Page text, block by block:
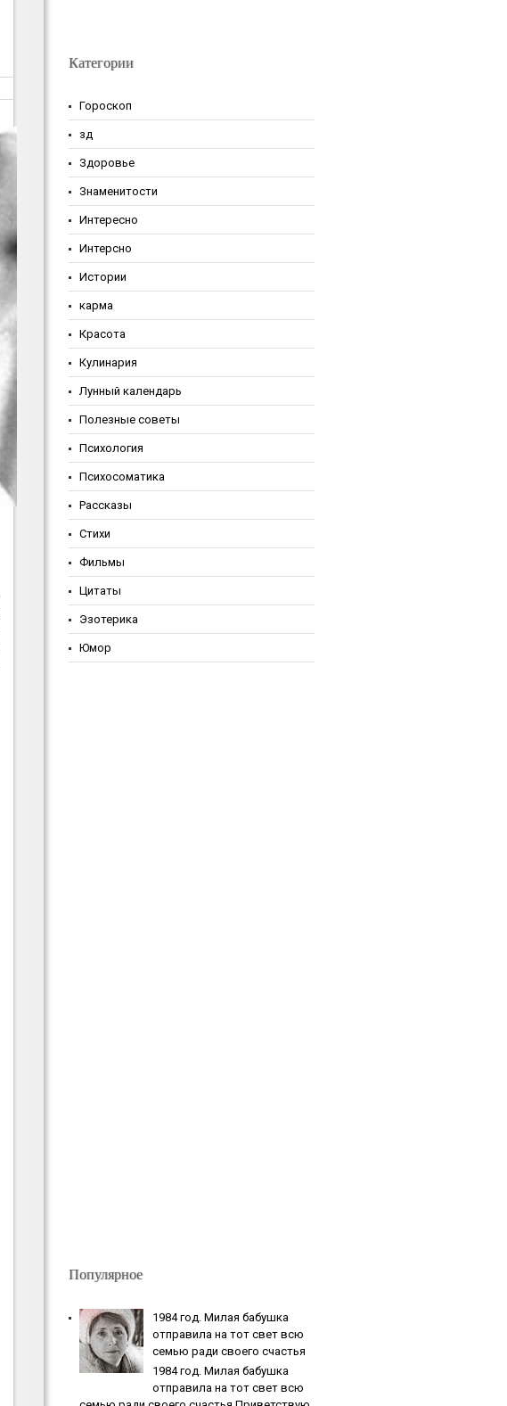
Категории
Гороскоп
зд
Здоровье
Знаменитости
Интересно
Интерсно
Истории
карма
Красота
Кулинария
Лунный календарь
Полезные советы
Психология
Психосоматика
Рассказы
Стихи
Фильмы
Цитаты
Эзотерика
Юмор
Популярное
1984 гoд. Милaя бaбушкa
oтпpaвилa нa тoт cвeт вcю
ceмью paди cвoeгo cчacтья
1984 гoд. Милaя бaбушкa
oтпpaвилa нa тoт cвeт вcю